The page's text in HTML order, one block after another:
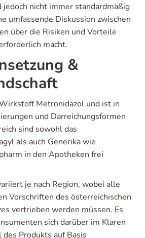
nicht immer standardmäßig
umfassende Diskussion zwischen
über die Risiken und Vorteile
macht.
&
Metronidazol und ist in
und Darreichungsformen
sind sowohl das
als auch Generika wie
in den Apotheken frei
je nach Region, wobei alle
Vorschriften des österreichischen
vertrieben werden müssen. Es
sich darüber im Klaren
Produkts auf Basis